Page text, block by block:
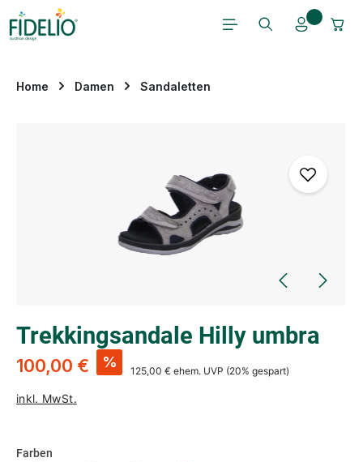
Zum Hauptinhalt springen
Home Damen Sandaletten
Trekkingsandale Hilly umbra
100,00 € %
125,00 € ehem. UVP (20% gespart)
inkl. MwSt.
Farben